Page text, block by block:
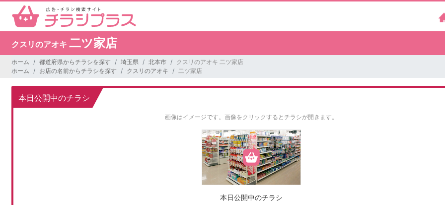
クスリのアオキ 二ツ家店
ホーム 都道府県からチラシを探す 埼玉県 北本市
クスリのアオキ 二ツ家店
ホーム
お店の名前からチラシを探す クスリのアオキ 二ツ家店
本日公開中のチラシ
画像はイメージです。 画像をクリックするとチラシが開きます。
本日公開中のチラシ